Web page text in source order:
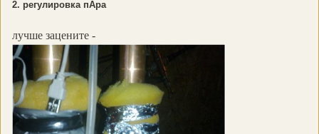
2. регулировка пАра
лучше зацените -